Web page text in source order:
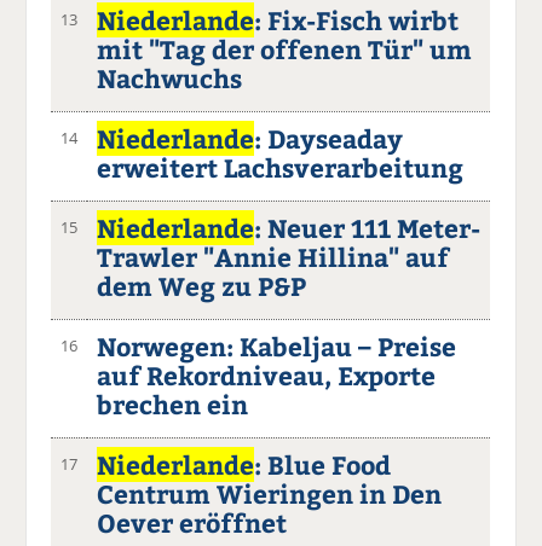
13 Niederlande: Fix-Fisch wirbt
mit "Tag der offenen Tür" um
Nachwuchs
14 Niederlande: Dayseaday
erweitert Lachsverarbeitung
15 Niederlande: Neuer 111 Meter-
Trawler "Annie Hillina" auf
dem Weg zu P&P
16
Norwegen: Kabeljau – Preise
auf Rekordniveau, Exporte
brechen ein
17 Niederlande: Blue Food
Centrum Wieringen in Den
Oever eröffnet